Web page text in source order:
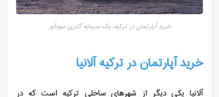
خرید آپارتمان در ترکیه، یک سرمایه گذری سودآور
خرید آپارتمان در ترکیه آلانیا
آلانیا یکی دیگر از شهرهای ساحلی ترکیه است که در